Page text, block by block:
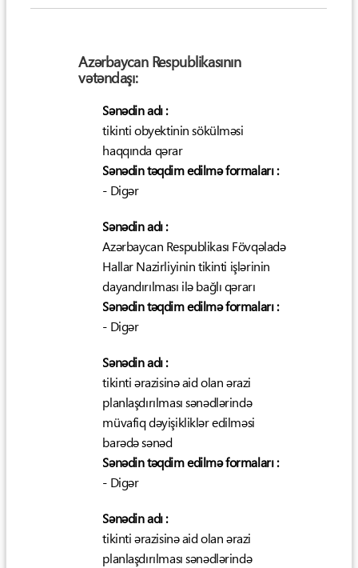
Azərbaycan Respublikasının
vətəndaşı:
Sənədin adı :
tikinti obyektinin sökülməsi
haqqında qərar
Sənədin təqdim edilmə formaları :
- Digər
Sənədin adı :
Azərbaycan Respublikası Fövqəladə
Hallar Nazirliyinin tikinti işlərinin
dayandırılması ilə bağlı qərarı
Sənədin təqdim edilmə formaları :
- Digər
Sənədin adı :
tikinti ərazisinə aid olan ərazi
planlaşdırılması sənədlərində
müvafiq dəyişikliklər edilməsi
barədə sənəd
Sənədin təqdim edilmə formaları :
- Digər
Sənədin adı :
tikinti ərazisinə aid olan ərazi
planlaşdırılması sənədlərində